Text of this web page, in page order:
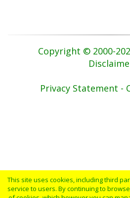
Copyright © 2000-
Privacy Statement -
This site uses cookies, including third
service to users. By continuing to